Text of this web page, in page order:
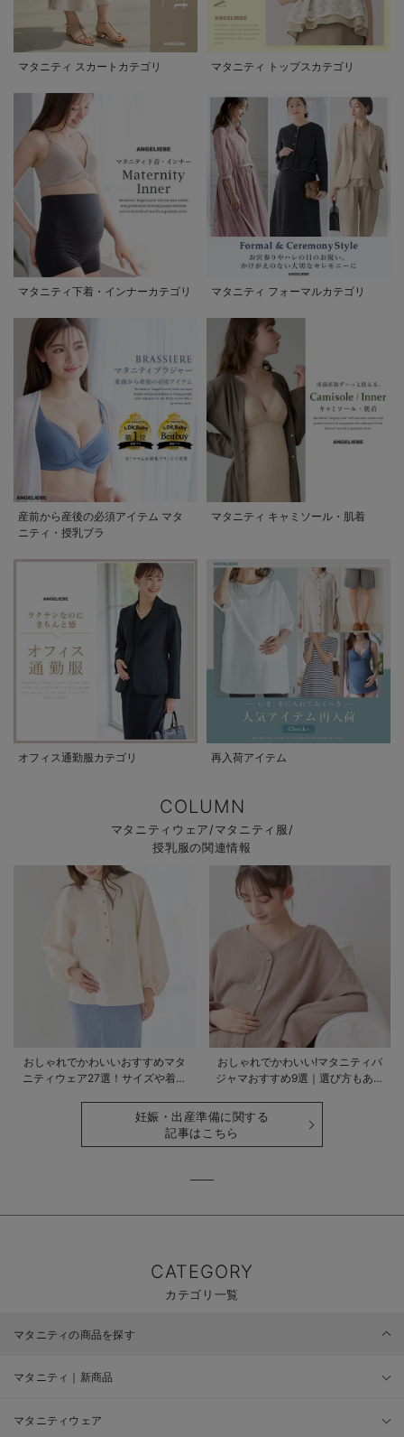
マタニティ スカートカテゴリ マタニティ トップスカテゴリ
マタニティ下着・インナーカテゴリ マタニティ フォーマルカテゴリ
産前から産後の必須アイテム マタ
ニティ・授乳ブラ
マタニティ キャミソール・肌着
オフィス通勤服カテゴリ 再入荷アイテム
COLUMN
マタニティウェア/マタニティ服/
授乳服の関連情報
おしゃれでかわいいおすすめマタ
ニティウェア27選！サイズや着る
おしゃれでかわいい!マタニティパ
ジャマおすすめ9選｜選び方もあわ
妊娠・出産準備に関する
記事はこちら
CATEGORY
カテゴリ一覧
マタニティの商品を探す
マタニティ｜新商品
マタニティウェア